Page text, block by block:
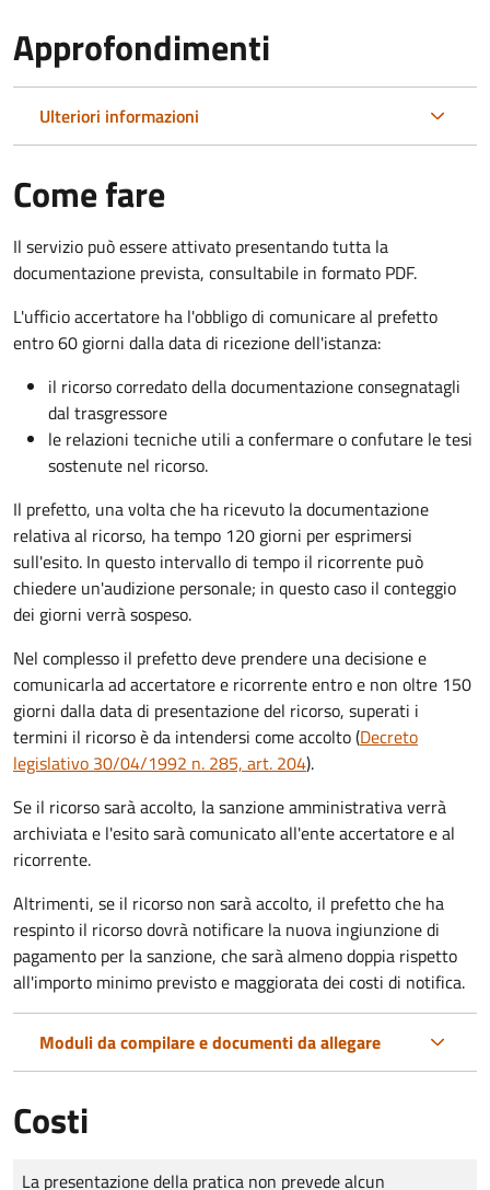
Approfondimenti
Ulteriori informazioni
Come fare
Il servizio può essere attivato presentando tutta la
documentazione prevista, consultabile in formato PDF.
L'ufficio accertatore ha l'obbligo di comunicare al prefetto
entro 60 giorni dalla data di ricezione dell'istanza:
il ricorso corredato della documentazione consegnatagli
dal trasgressore
le relazioni tecniche utili a confermare o confutare le tesi
sostenute nel ricorso.
Il prefetto, una volta che ha ricevuto la documentazione
relativa al ricorso, ha tempo 120 giorni per esprimersi
sull'esito. In questo intervallo di tempo il ricorrente può
chiedere un'audizione personale; in questo caso il conteggio
dei giorni verrà sospeso.
Nel complesso il prefetto deve prendere una decisione e
comunicarla ad accertatore e ricorrente entro e non oltre 150
giorni dalla data di presentazione del ricorso, superati i
termini il ricorso è da intendersi come accolto (Decreto
legislativo 30/04/1992 n. 285, art. 204).
Se il ricorso sarà accolto, la sanzione amministrativa verrà
archiviata e l'esito sarà comunicato all'ente accertatore e al
ricorrente.
Altrimenti, se il ricorso non sarà accolto, il prefetto che ha
respinto il ricorso dovrà notificare la nuova ingiunzione di
pagamento per la sanzione, che sarà almeno doppia rispetto
all'importo minimo previsto e maggiorata dei costi di notifica.
Moduli da compilare e documenti da allegare
Costi
Tipo di pagamento
Importo
La presentazione della pratica non prevede alcun